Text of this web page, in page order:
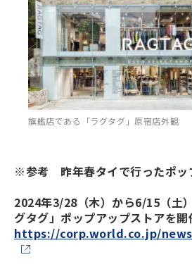
旗艦店である「ラグタグ」原宿店外観
※参考 昨年春タイで行ったポッ
2024年3/28（木）から6/15（土
グタグ」ポップアップストアを開
https://corp.world.co.jp/